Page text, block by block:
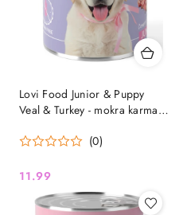
Lovi Food Junior & Puppy
Veal & Turkey - mokra karma
cielęciną, indykiem i gruszką
(0)
Cena:
11.99